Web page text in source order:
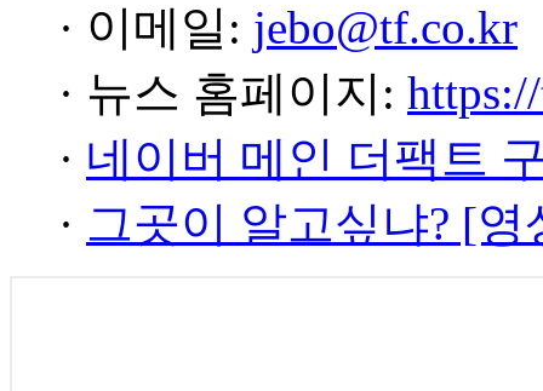
· 이메일: jebo@tf.co.kr
· 뉴스 홈페이지:
· 네이버 메인 더팩트
· 그곳이 알고싶냐? [